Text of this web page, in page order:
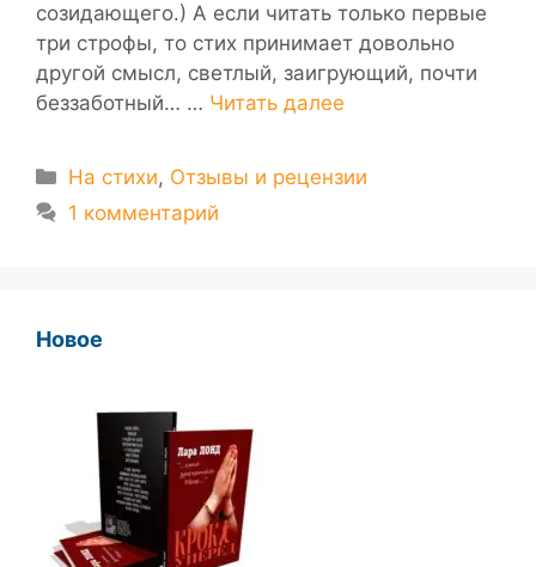
созидающего.) А если читать только первые
три строфы, то стих принимает довольно
другой смысл, светлый, заигрующий, почти
беззаботный… … Читать далее
Рубрики
На стихи, Отзывы и рецензии
1 комментарий
Новое